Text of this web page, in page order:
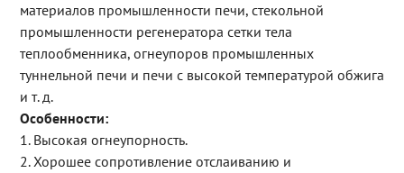
материалов промышленности печи, стекольной
промышленности регенератора сетки тела
теплообменника, огнеупоров промышленных
туннельной печи и печи с высокой температурой обжига
и т. д.
Особенности:
1. Высокая огнеупорность.
2. Хорошее сопротивление отслаиванию и